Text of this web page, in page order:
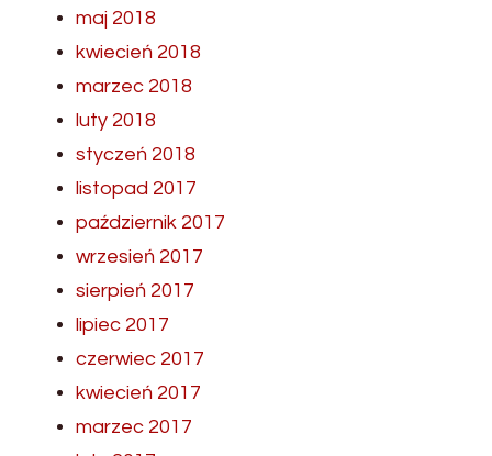
maj 2018
kwiecień 2018
marzec 2018
luty 2018
styczeń 2018
listopad 2017
październik 2017
wrzesień 2017
sierpień 2017
lipiec 2017
czerwiec 2017
kwiecień 2017
marzec 2017